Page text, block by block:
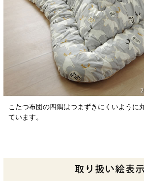
こたつ布団の四隅はつまずきにくいように
ています。